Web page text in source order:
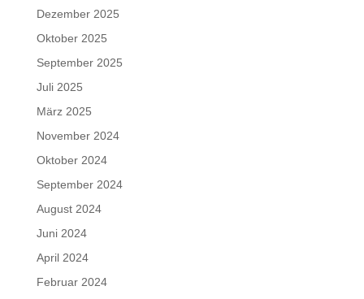
Dezember 2025
Oktober 2025
September 2025
Juli 2025
März 2025
November 2024
Oktober 2024
September 2024
August 2024
Juni 2024
April 2024
Februar 2024